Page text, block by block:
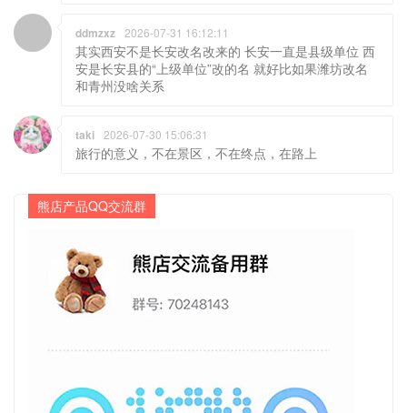
taki 2026-07-30 15:06:31
旅行的意义，不在景区，不在终点，在路上
熊店产品QQ交流群